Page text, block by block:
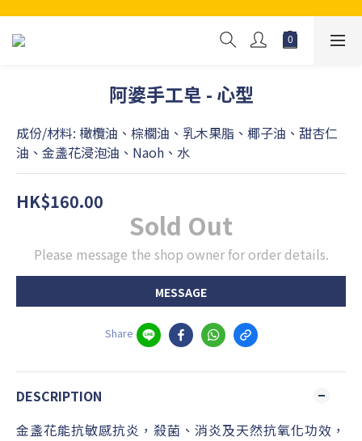
阿婆手工皂 - 心型
成份/材料: 橄欖油、棕櫚油、乳木果脂、椰子油、甜杏仁
油、金盞花浸泡油、Naoh、水
HK$160.00
Sold Out
Please message the shop owner for order details.
MESSAGE
Share
DESCRIPTION
金盞花能抗敏感抗炎，殺菌、消炎及天然抗氧化功效，